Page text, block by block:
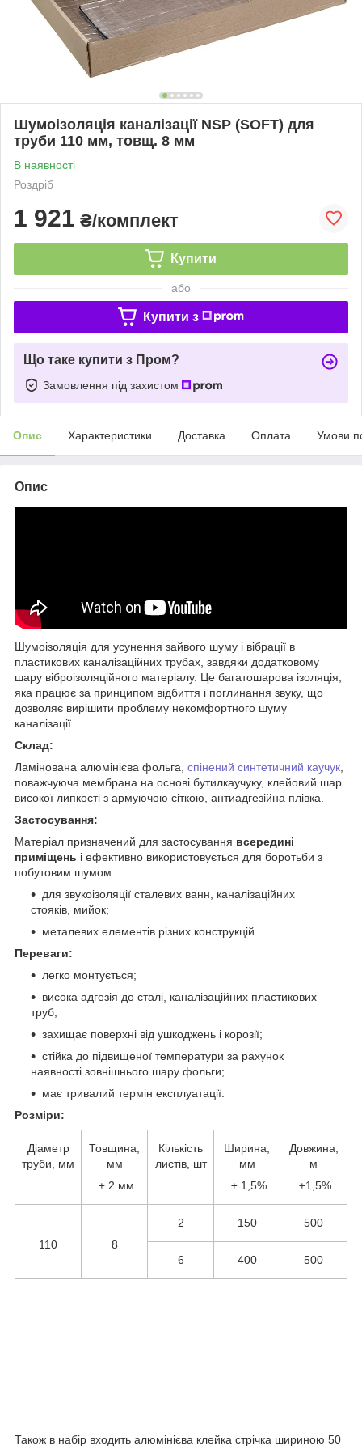
Шумоізоляція каналізації NSP (SOFT) для
труби 110 мм, товщ. 8 мм
В наявності
Роздріб
1 921 ₴/комплект
Купити
або
Купити з
Що таке купити з Пром?
Замовлення під захистом
Опис Характеристики Доставка Оплата Умови
Опис
Шумоізоляція для усунення зайвого шуму і вібрації в
пластикових каналізаційних трубах, завдяки додатковому
шару віброізоляційного матеріалу. Це багатошарова ізоляція,
яка працює за принципом відбиття і поглинання звуку, що
дозволяє вирішити проблему некомфортного шуму
каналізації.
Склад:
Ламінована алюмінієва фольга, спінений синтетичний каучук
поважчуюча мембрана на основі бутилкаучуку, клейовий шар
високої липкості з армуючою сіткою, антиадгезійна плівка.
Застосування:
Матеріал призначений для застосування всередині
приміщень і ефективно використовується для боротьби з
побутовим шумом:
для звукоізоляції сталевих ванн, каналізаційних
стояків, мийок;
металевих елементів різних конструкцій.
Переваги:
легко монтується;
висока адгезія до сталі, каналізаційних пластикових
труб;
захищає поверхні від ушкоджень і корозії;
стійка до підвищеної температури за рахунок
наявності зовнішнього шару фольги;
має тривалий термін експлуатації.
Розміри:
Діаметр
труби, мм
Товщина,
мм
± 2 мм
Кількість
листів, шт
Ширина,
мм
± 1,5%
Довжина,
м
±1,5%
110 8
2 150 500
6 400 500
Також в набір входить алюмінієва клейка стрічка шириною 50